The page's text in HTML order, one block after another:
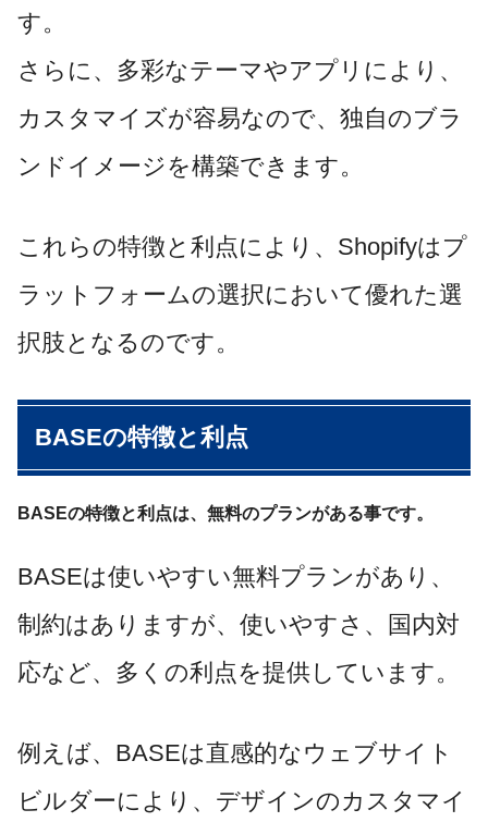
す。
さらに、多彩なテーマやアプリにより、
カスタマイズが容易なので、独自のブラ
ンドイメージを構築できます。
これらの特徴と利点により、Shopifyはプ
ラットフォームの選択において優れた選
択肢となるのです。
BASEの特徴と利点
BASEの特徴と利点は、無料のプランがある事です。
BASEは使いやすい無料プランがあり、
制約はありますが、使いやすさ、国内対
応など、多くの利点を提供しています。
例えば、BASEは直感的なウェブサイト
ビルダーにより、デザインのカスタマイ